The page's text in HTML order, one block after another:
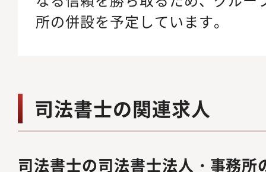
所の併設を予定しています。
司法書士の関連求人
司法書士の司法書士法人・事務所